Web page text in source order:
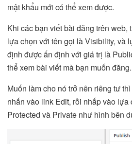
mật khẩu mới có thể xem được.
Khi các bạn viết bài đăng trên web,
lựa chọn với tên gọi là Visibility, và
định được ấn định với giá trị là
thể xem bài viết mà bạn muốn đăng.
Muốn làm cho nó trở nên riêng tư
nhấn vào link Edit, rồi nhấp vào lựa
Protected và Private như hình bên